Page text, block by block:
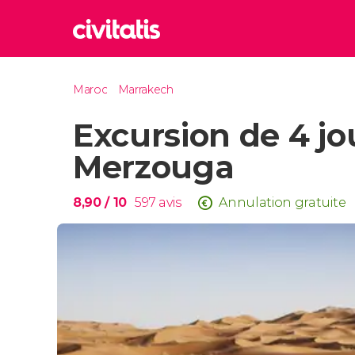
Maroc
Maroc Marrakech
Excursion de 4
Merzouga
8,90/ 10 597 avis Annulation gratuite